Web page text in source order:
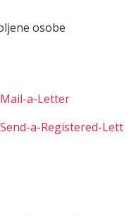
osobe
a-Letter
a-Registered-Lett